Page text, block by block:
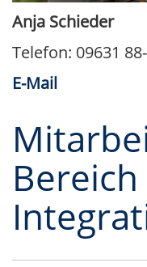
Anja Schieder
Telefon: 09631
E-Mail